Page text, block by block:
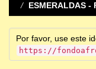
ESMERALDAS -
Por favor, use este
https://